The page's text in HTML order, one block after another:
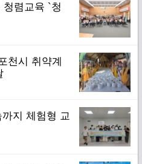
렴교육 `청
천시 취약계
까지 체험형 교